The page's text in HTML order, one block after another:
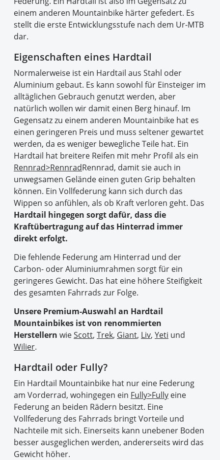
einem anderen Mountainbike härter gefedert. Es
stellt die erste Entwicklungsstufe nach dem Ur-MTB
dar.
Eigenschaften eines Hardtail
Normalerweise ist ein Hardtail aus Stahl oder
Aluminium gebaut. Es kann sowohl für Einsteiger im
alltäglichen Gebrauch genutzt werden, aber
natürlich wollen wir damit einen Berg hinauf. Im
Gegensatz zu einem anderen Mountainbike hat es
einen geringeren Preis und muss seltener gewartet
werden, da es weniger bewegliche Teile hat. Ein
Hardtail hat breitere Reifen mit mehr Profil als ein
Rennrad>RennradRennrad, damit sie auch in
unwegsamen Gelände einen guten Grip behalten
können. Ein Vollfederung kann sich durch das
Wippen so anfühlen, als ob Kraft verloren geht. Das
Hardtail hingegen sorgt dafür, dass die
Kraftübertragung auf das Hinterrad immer
direkt erfolgt.
Die fehlende Federung am Hinterrad und der
Carbon- oder Aluminiumrahmen sorgt für ein
geringeres Gewicht. Das hat eine höhere Steifigkeit
des gesamten Fahrrads zur Folge.
Unsere Premium-Auswahl an Hardtail
Mountainbikes ist von renommierten
Herstellern wieScott, Trek, Giant, Liv, Yeti und
Wilier.
Hardtail oder Fully?
Ein Hardtail Mountainbike hat nur eine Federung
am Vorderrad, wohingegen ein Fully>Fully eine
Federung an beiden Rädern besitzt. Eine
Vollfederung des Fahrrads bringt Vorteile und
Nachteile mit sich. Einerseits kann unebener Boden
besser ausgeglichen werden, andererseits wird das
Gewicht höher.